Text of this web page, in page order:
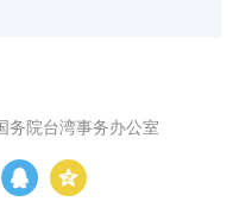
务院台湾事务办公室